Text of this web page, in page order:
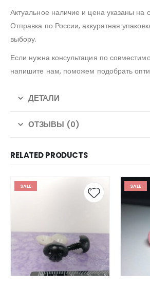
Актуальное наличие и цена указаны на
Отправка по России, аккуратная
выбору.
Если нужна консультация по
напишите нам, поможем подобрать
ДЕТАЛИ
ОТЗЫВЫ (0)
RELATED PRODUCTS
SALE SALE